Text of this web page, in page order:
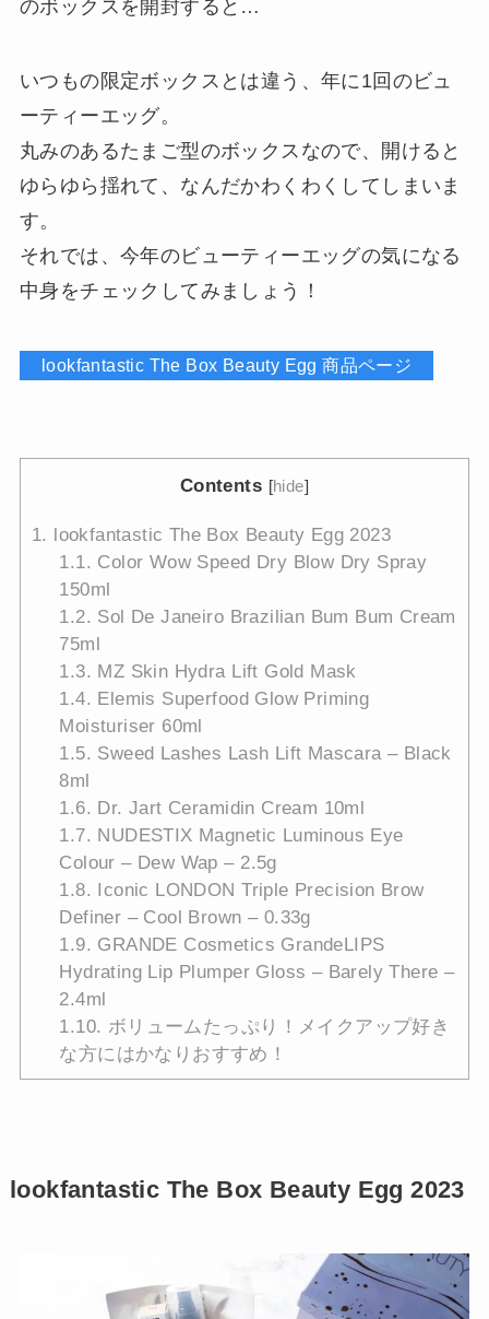
のボックスを開封すると…
いつもの限定ボックスとは違う、年に1回のビュ
ーティーエッグ。
丸みのあるたまご型のボックスなので、開けると
ゆらゆら揺れて、なんだかわくわくしてしまいま
す。
それでは、今年のビューティーエッグの気になる
中身をチェックしてみましょう！
lookfantastic The Box Beauty Egg 商品ページ
Contents [hide]
1.
lookfantastic The Box Beauty Egg 2023
1.1. Color Wow Speed Dry Blow Dry Spray
150ml
1.2. Sol De Janeiro Brazilian Bum Bum Cream
75ml
1.3. MZ Skin Hydra Lift Gold Mask
1.4. Elemis Superfood Glow Priming
Moisturiser 60ml
1.5. Sweed Lashes Lash Lift Mascara – Black
8ml
1.6. Dr. Jart Ceramidin Cream 10ml
1.7. NUDESTIX Magnetic Luminous Eye
Colour – Dew Wap – 2.5g
1.8.
Iconic LONDON Triple Precision Brow
Definer – Cool Brown – 0.33g
1.9. GRANDE Cosmetics GrandeLIPS
Hydrating Lip Plumper Gloss – Barely There –
2.4ml
1.10. ボリュームたっぷり！メイクアップ好き
な方にはかなりおすすめ！
lookfantastic The Box Beauty Egg 2023